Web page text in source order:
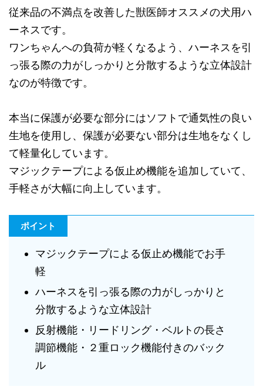
従来品の不満点を改善した獣医師オススメの犬用ハ
ーネスです。
ワンちゃんへの負荷が軽くなるよう、ハーネスを引
っ張る際の力がしっかりと分散するような立体設計
なのが特徴です。
本当に保護が必要な部分にはソフトで通気性の良い
生地を使用し、保護が必要ない部分は生地をなくし
て軽量化しています。
マジックテープによる仮止め機能を追加していて、
手軽さが大幅に向上しています。
ポイント
マジックテープによる仮止め機能でお手
軽
ハーネスを引っ張る際の力がしっかりと
分散するような立体設計
反射機能・リードリング・ベルトの長さ
調節機能・２重ロック機能付きのバック
ル